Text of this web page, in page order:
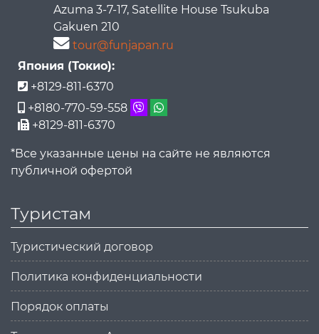
Azuma 3-7-17, Satellite House Tsukuba
Gakuen 210
tour@funjapan.ru
Япония (Токио):
+8129-811-6370
+8180-770-59-558
+8129-811-6370
*Все указанные цены на сайте не являются
публичной офертой
Туристам
Туристический договор
Политика конфиденциальности
Порядок оплаты